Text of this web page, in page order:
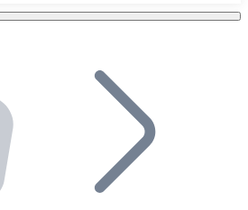
en tu negocio y permite que
en tu ecosistema.